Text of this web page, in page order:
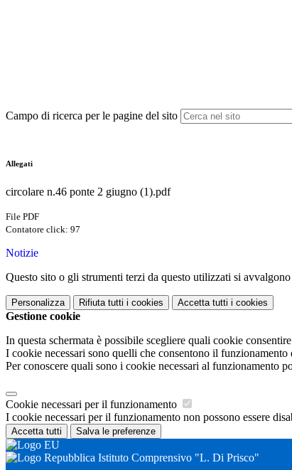
Campo di ricerca per le pagine del sito
Allegati
circolare n.46 ponte 2 giugno (1).pdf
File PDF
Contatore click: 97
Notizie
Questo sito o gli strumenti terzi da questo utilizzati si
Personalizza Rifiuta tutti i cookies Accetta tutti i cookies
Gestione cookie
In questa schermata è possibile scegliere quali cookie
I cookie necessari sono quelli che consentono il
Per conoscere quali sono i cookie necessari al funzionamento
Cookie necessari per il funzionamento
I cookie necessari per il funzionamento non possono essere
Accetta tutti Salva le preferenze
Istituto Comprensivo "L. Di Prisco"